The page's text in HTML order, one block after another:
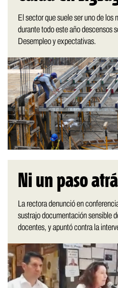
El sector que suele ser uno de
durante todo este año descensos
Desempleo y expectativas.
Ni un paso
La rectora denunció en
sustrajo documentación sensible
docentes, y apuntó contra la